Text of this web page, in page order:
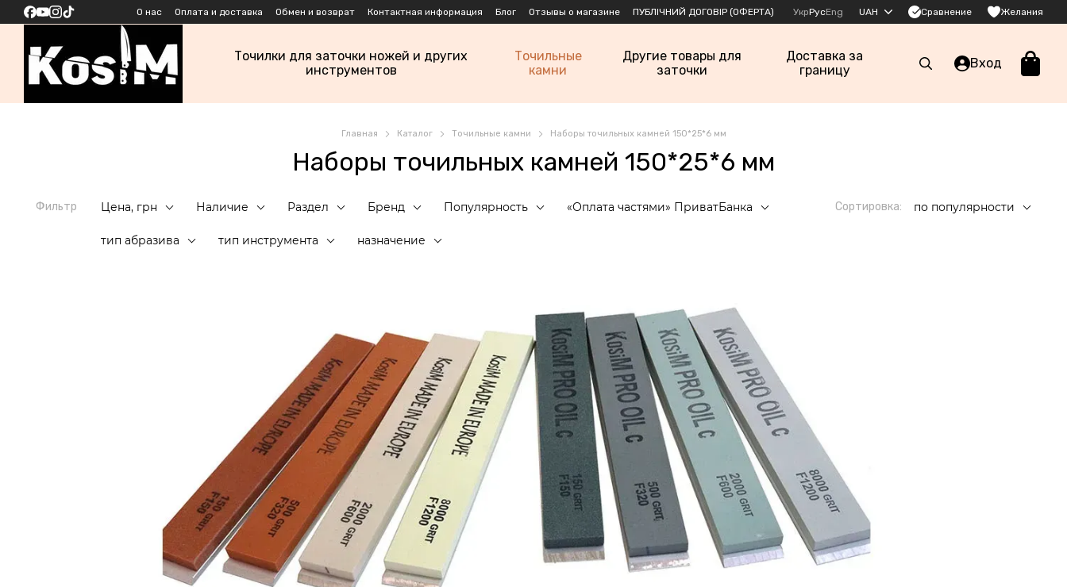
Перейти к основному контенту
О нас Оплата и доставка Обмен и возврат Контактная информация Блог Отзывы о магазине ПУБЛІЧНИЙ ДОГОВІР (ОФЕРТА) УкрРусEng UAH Сравнение Желания
Точилки для заточки ножей и других
инструментов
Точильные
камни
Другие товары для
заточки
Доставка за
границу
Вход
Главная Каталог Точильные камни Наборы точильных камней 150*25*6 мм
Наборы точильных камней 150*25*6 мм
Фильтр Цена, грн Наличие Раздел Бренд Популярность «Оплата частями» ПриватБанка
тип абразива тип инструмента назначение
Сортировка: по популярности